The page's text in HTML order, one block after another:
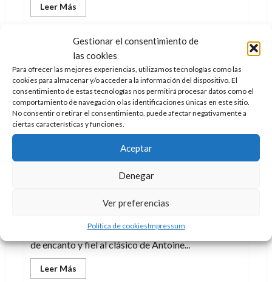
Gestionar el consentimiento de
las cookies
Para ofrecer las mejores experiencias, utilizamos tecnologías como las
cookies para almacenar y/o acceder a la información del dispositivo. El
consentimiento de estas tecnologías nos permitirá procesar datos como el
comportamiento de navegación o las identificaciones únicas en este sitio.
No consentir o retirar el consentimiento, puede afectar negativamente a
ciertas características y funciones.
Aceptar
Denegar
Ver preferencias
Política de cookiesImpressum
Leer Más
más
The
90
años
del
héroe
que
nunca
muere
Literatura
El principito de Playmobil conquista con
4 de agosto de 2026
El principito llega a Playmobil con una figura llena
de encanto y fiel al clásico de Antoine...
Leer Más
más